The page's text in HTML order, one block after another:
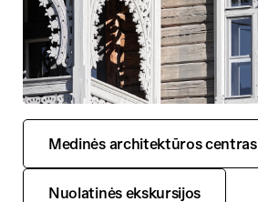
Medinės architektūros centras
Nuolatinės ekskursijos